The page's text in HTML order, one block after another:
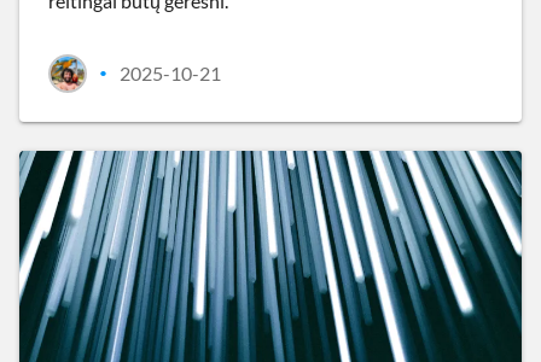
• 2025-10-21